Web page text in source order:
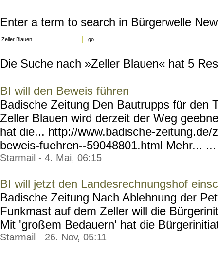
Enter a term to search in Bürgerwelle
Die Suche nach »Zeller Blauen« hat 5
BI will den Beweis führen
Badische Zeitung Den Bautrupps für den
Zeller Blauen wird derzeit der Weg
hat die... http://www.badische-zeitung.de/
beweis-fuehren--59048801.html Mehr... ...
Starmail - 4. Mai, 06:15
BI will jetzt den Landesrechnungshof
Badische Zeitung Nach Ablehnung der
Funkmast auf dem Zeller will die
Mit 'großem Bedauern' hat die
Starmail - 26. Nov, 05:11